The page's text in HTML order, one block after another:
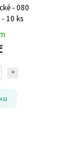
- 080
- 10 ks